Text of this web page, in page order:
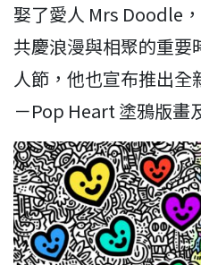
娶了愛人 Mrs Doodle
共慶浪漫與相聚的重要
人節，他也宣布推出全
－Pop Heart 塗鴉版畫